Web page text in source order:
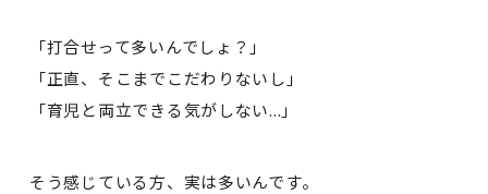
「打合せって多いんでしょ？」
「正直、そこまでこだわりないし」
「育児と両立できる気がしない...」
そう感じている方、実は多いんです。